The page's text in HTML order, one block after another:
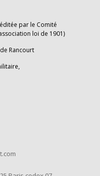
par le Comité
loi de 1901)
Rancourt